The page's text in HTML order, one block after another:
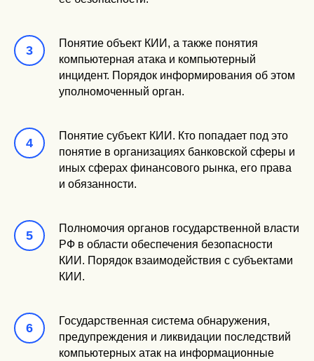
Понятие объект КИИ, а также понятия
компьютерная атака и компьютерный
инцидент. Порядок информирования об этом
уполномоченный орган.
Понятие субъект КИИ. Кто попадает под это
понятие в организациях банковской сферы и
иных сферах финансового рынка, его права
и обязанности.
Полномочия органов государственной власти
РФ в области обеспечения безопасности
КИИ. Порядок взаимодействия с субъектами
КИИ.
Государственная система обнаружения,
предупреждения и ликвидации последствий
компьютерных атак на информационные